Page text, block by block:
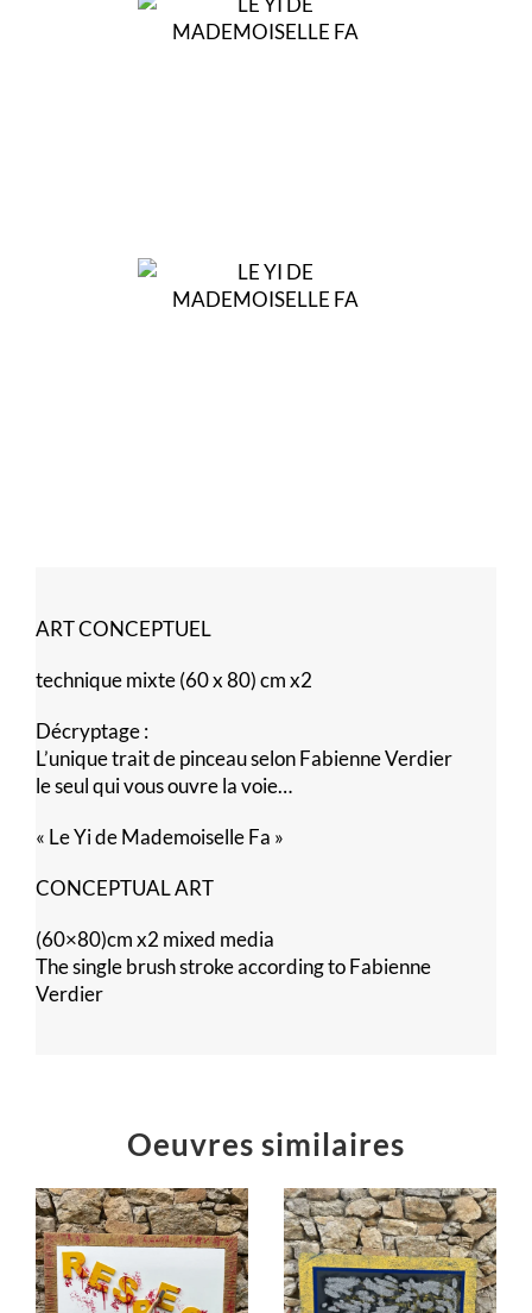
ART CONCEPTUEL
technique mixte (60 x 80) cm x2
Décryptage :
L’unique trait de pinceau selon Fabienne Verdier
le seul qui vous ouvre la voie…
« Le Yi de Mademoiselle Fa »
CONCEPTUAL ART
(60×80)cm x2 mixed media
The single brush stroke according to Fabienne
Verdier
Oeuvres similaires